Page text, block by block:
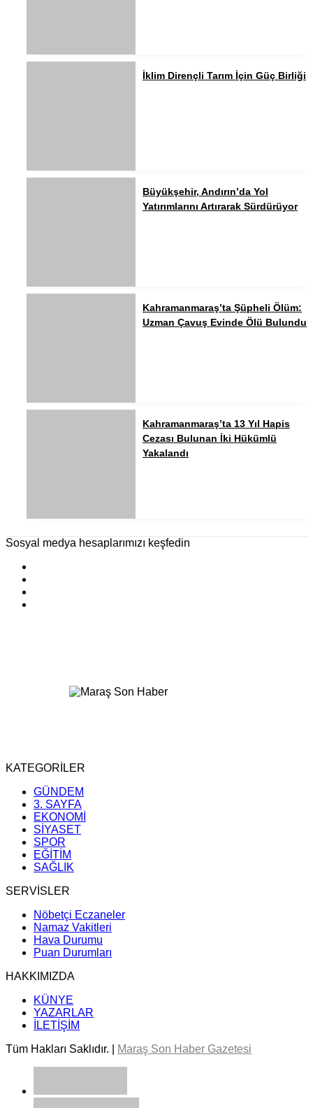
İklim Dirençli Tarım İçin Güç Birliği
Büyükşehir, Andırın’da Yol
Yatırımlarını Artırarak Sürdürüyor
Kahramanmaraş’ta Şüpheli Ölüm:
Uzman Çavuş Evinde Ölü Bulundu
Kahramanmaraş’ta 13 Yıl Hapis
Cezası Bulunan İki Hükümlü
Yakalandı
Sosyal medya hesaplarımızı keşfedin
KATEGORİLER
GÜNDEM
3. SAYFA
EKONOMİ
SİYASET
SPOR
EĞİTİM
SAĞLIK
SERVİSLER
Nöbetçi Eczaneler
Namaz Vakitleri
Hava Durumu
Puan Durumları
HAKKIMIZDA
KÜNYE
YAZARLAR
İLETİŞİM
Tüm Hakları Saklıdır. |
Maraş Son Haber Gazetesi